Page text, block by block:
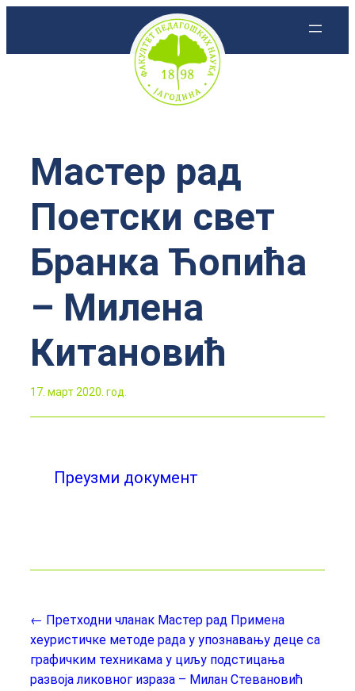
Мастер рад
Поетски свет
Бранка Ћопића
– Милена
Китановић
17. март 2020. год.
Преузми документ
← Претходни чланак Мастер рад Примена
хеуристичке методе рада у упознавању деце са
графичким техникама у циљу подстицања
развоја ликовног израза – Милан Стевановић